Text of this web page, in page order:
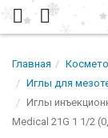
Главная
Иглы для
Иглы
Medical 21G 1 1/2